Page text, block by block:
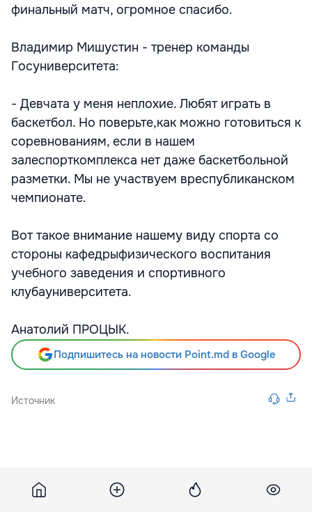
финальный матч, огромное спасибо.
Владимир Мишустин - тренер команды
Госуниверситета:
- Девчата у меня неплохие. Любят играть в
баскетбол. Но поверьте,как можно готовиться к
соревнованиям, если в нашем
залеспорткомплекса нет даже баскетбольной
разметки. Мы не участвуем вреспубликанском
чемпионате.
Вот такое внимание нашему виду спорта со
стороны кафедрыфизического воспитания
учебного заведения и спортивного
клубауниверситета.
Анатолий ПРОЦЫК.
Подпишитесь на новости Point.md в Google
Источник